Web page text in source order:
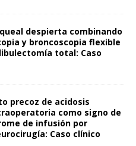
despierta combinando
y broncoscopia flexible
total: Caso
precoz de acidosis
como signo de
de infusión por
Caso clínico